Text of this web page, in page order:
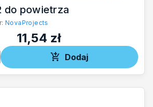
do powietrza
NovaProjects
11,54 zł
Dodaj